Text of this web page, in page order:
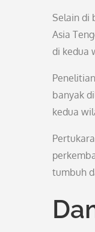
Selain di
Asia
di kedua
banyak
kedua
tumbuh